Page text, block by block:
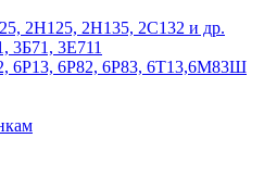
2Н125, 2Н135, 2С132 и др.
3Б71, 3Е711
6Р13, 6Р82, 6Р83, 6Т13,6М83Ш